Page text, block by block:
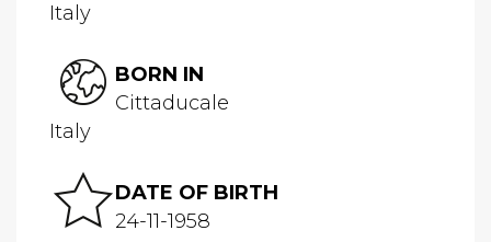
Italy
BORN IN
Cittaducale
Italy
DATE OF BIRTH
24-11-1958